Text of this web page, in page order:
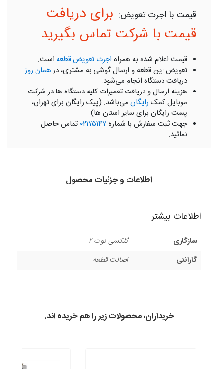
برای دریافت
قیمت با شرکت تماس بگیرید
قیمت اعلام شده به همراه اجرت تعویض قطعه است.
تعویض این قطعه و ارسال گوشی به مشتری، درهمان روز
دریافت دستگاه انجام می‌شود.
هزینه ارسال و دریافت تعمیرات کلیه دستگاه ها در شرکت
موبایل کمک رایگان می‌باشد. (پیک رایگان برای تهران،
پست رایگان برای سایر استان ها)
جهت ثبت سفارش با شماره ۰۲۱۷۵۱۴۷ تماس حاصل
نمائید.
اطلاعات و جزئیات محصول
اطلاعات بیشتر
سازگاری
گلکسی نوت 2
گارانتی
اصالت قطعه
خریداران، محصولات زیر را هم خریده اند.